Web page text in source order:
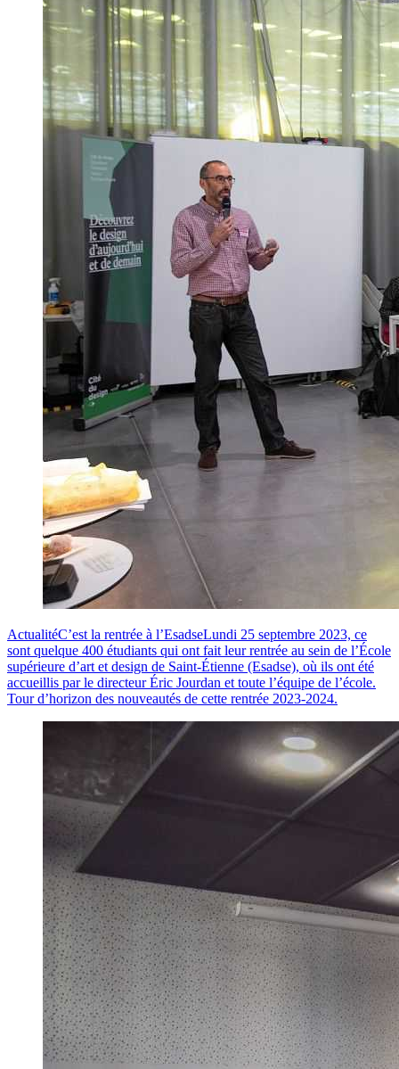
ActualitéC’est la rentrée à l’EsadseLundi 25 septembre 2023, ce
sont quelque 400 étudiants qui ont fait leur rentrée au sein de l’École
supérieure d’art et design de Saint-Étienne (Esadse), où ils ont été
accueillis par le directeur Éric Jourdan et toute l’équipe de l’école.
Tour d’horizon des nouveautés de cette rentrée 2023-2024.